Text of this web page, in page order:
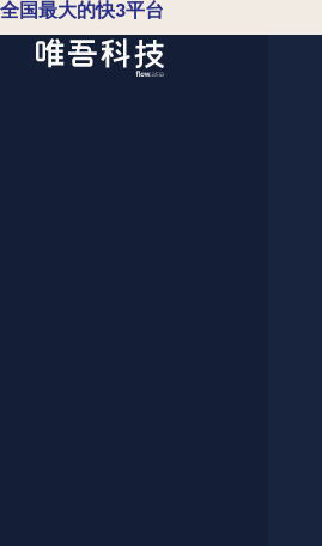
全国最大的快3平台